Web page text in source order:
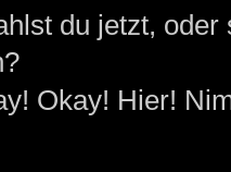
du jetzt,
Okay! Hier!